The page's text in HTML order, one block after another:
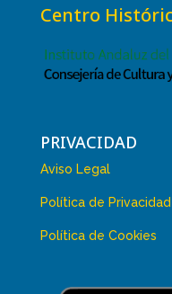
Centro
PRIVACIDAD
Aviso Legal
Política de Privacidad
Política de Cookies